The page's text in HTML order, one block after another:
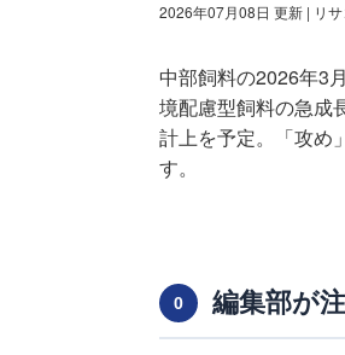
2026年07月08日 更新 | リ
中部飼料の2026年3
境配慮型飼料の急成
計上を予定。「攻め
す。
0 編集部が